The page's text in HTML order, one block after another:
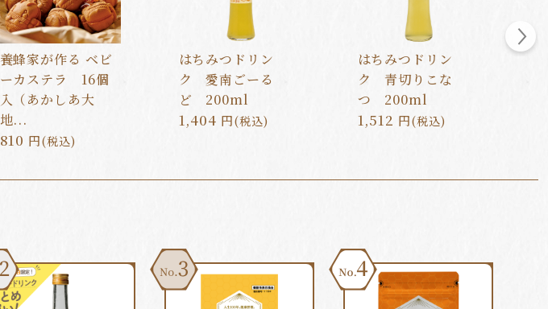
養蜂家が作る ベビ
ーカステラ 16個
入（あかしあ大
地...
810 円(税込)
はちみつドリン
ク 愛南ごーる
ど 200ml
1,404 円(税込)
はちみつドリン
ク 青切りこな
つ 200ml
1,512 円(税込)